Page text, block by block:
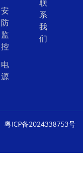
安
防
监
控
电
源
联
系
我
们
粤ICP备2024338753号